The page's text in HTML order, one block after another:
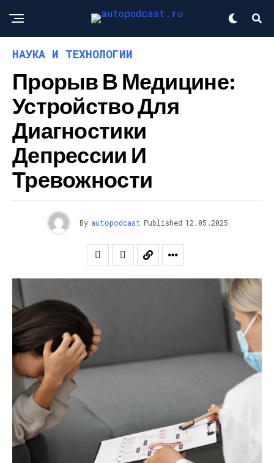
НАУКА И ТЕХНОЛОГИИ
Прорыв В Медицине:
Устройство Для
Диагностики
Депрессии И
Тревожности
By autopodcast Published 12.05.2025